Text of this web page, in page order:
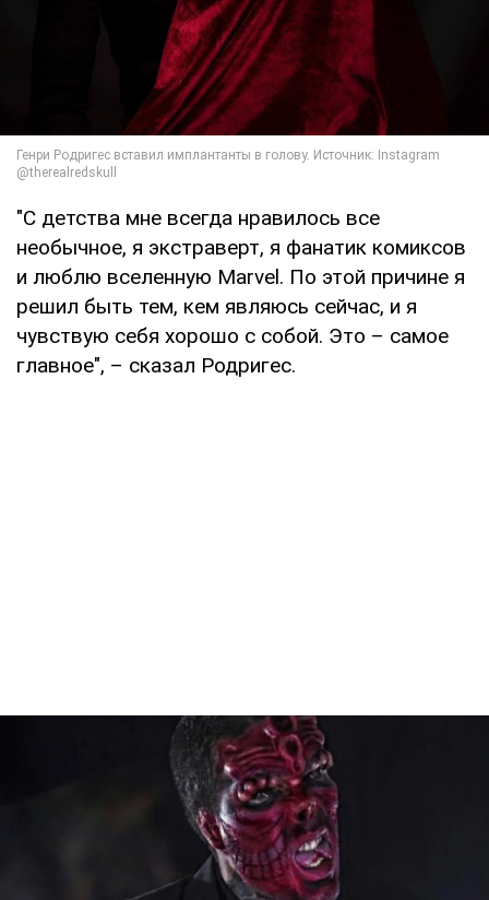
"С детства мне всегда нравилось все
необычное, я экстраверт, я фанатик комиксов
и люблю вселенную Marvel. По этой причине я
решил быть тем, кем являюсь сейчас, и я
чувствую себя хорошо с собой. Это – самое
главное", – сказал Родригес.